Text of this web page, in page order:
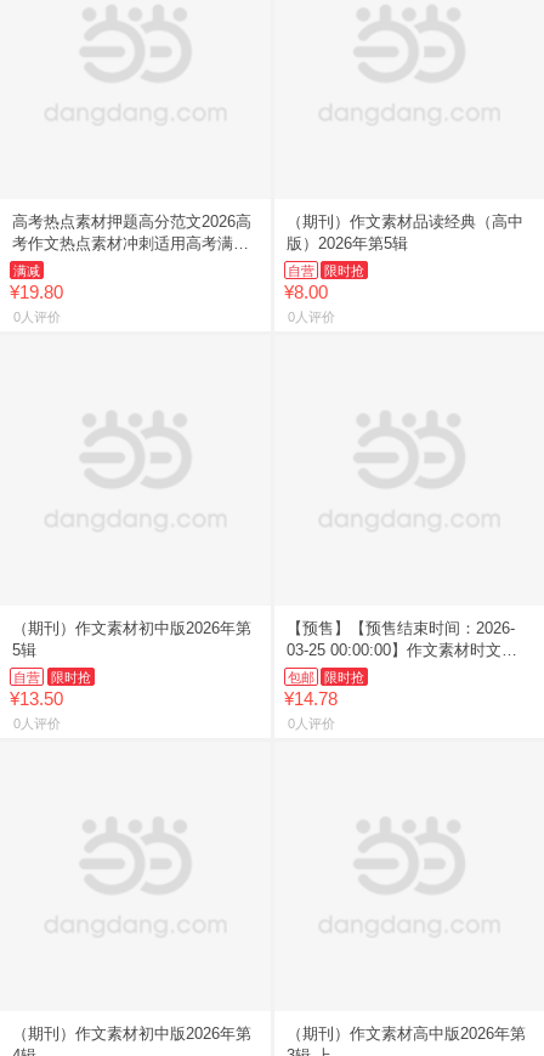
高考热点素材押题高分范文2026高
考作文热点素材冲刺适用高考满分
作文素材解析高分范围精选高三作
文冲刺辅导书籍
满减
¥19.80
0人评价
（期刊）作文素材品读经典（高中
版）2026年第5辑
自营 限时抢
¥8.00
0人评价
（期刊）作文素材初中版2026年第
5辑
自营 限时抢
¥13.50
0人评价
【预售】【预售结束时间：2026-
03-25 00:00:00】作文素材时文精
粹2026第3辑,重庆出版社 【新华书
店总
包邮 限时抢
¥14.78
0人评价
（期刊）作文素材初中版2026年第
（期刊）作文素材高中版2026年第